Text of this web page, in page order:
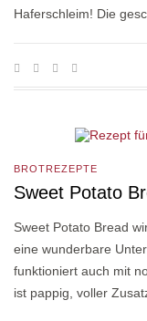
Haferschleim! Die
BROTREZEPTE
Sweet Potato
Sweet Potato Bread
eine wunderbare
funktioniert auch mit
ist pappig, voller